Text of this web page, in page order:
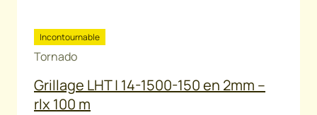
Incontournable
Tornado
Grillage LHT | 14-1500-150 en 2mm –
rlx 100 m